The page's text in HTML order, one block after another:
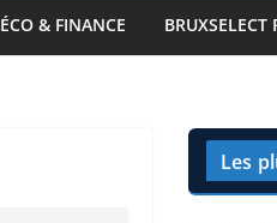
ÉCO & FINANCE BRUXSELECT
Les